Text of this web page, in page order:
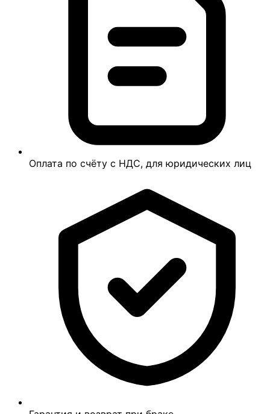
Оплата по счёту с НДС, для юридических лиц